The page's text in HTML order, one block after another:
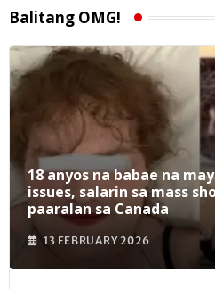
Balitang OMG!
18 anyos na babae na
issues, salarin sa mass
paaralan sa Canada
13 FEBRUARY 2026